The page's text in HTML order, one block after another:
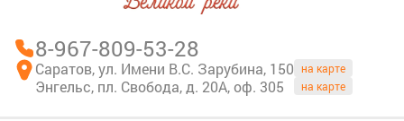
8-967-809-53-28
Саратов, ул. Имени В.С. Зарубина, 150 на карте
Энгельс, пл. Свобода, д. 20А, оф. 305 на карте